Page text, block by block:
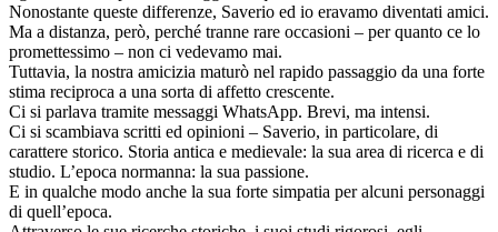
Nonostante queste differenze, Saverio ed io eravamo diventati amici.
Ma a distanza, però, perché tranne rare occasioni – per quanto ce lo
promettessimo – non ci vedevamo mai.
Tuttavia, la nostra amicizia maturò nel rapido passaggio da una forte
stima reciproca a una sorta di affetto crescente.
Ci si parlava tramite messaggi WhatsApp. Brevi, ma intensi.
Ci si scambiava scritti ed opinioni – Saverio, in particolare, di
carattere storico. Storia antica e medievale: la sua area di ricerca e di
studio. L’epoca normanna: la sua passione.
E in qualche modo anche la sua forte simpatia per alcuni personaggi
di quell’epoca.